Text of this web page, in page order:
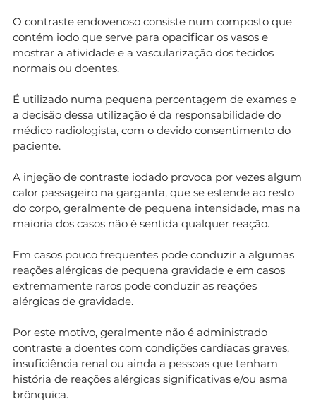
O contraste endovenoso consiste num composto que
contém iodo que serve para opacificar os vasos e
mostrar a atividade e a vascularização dos tecidos
normais ou doentes.
É utilizado numa pequena percentagem de exames e
a decisão dessa utilização é da responsabilidade do
médico radiologista, com o devido consentimento do
paciente.
A injeção de contraste iodado provoca por vezes algum
calor passageiro na garganta, que se estende ao resto
do corpo, geralmente de pequena intensidade, mas na
maioria dos casos não é sentida qualquer reação.
Em casos pouco frequentes pode conduzir a algumas
reações alérgicas de pequena gravidade e em casos
extremamente raros pode conduzir as reações
alérgicas de gravidade.
Por este motivo, geralmente não é administrado
contraste a doentes com condições cardíacas graves,
insuficiência renal ou ainda a pessoas que tenham
história de reações alérgicas significativas e/ou asma
brônquica.